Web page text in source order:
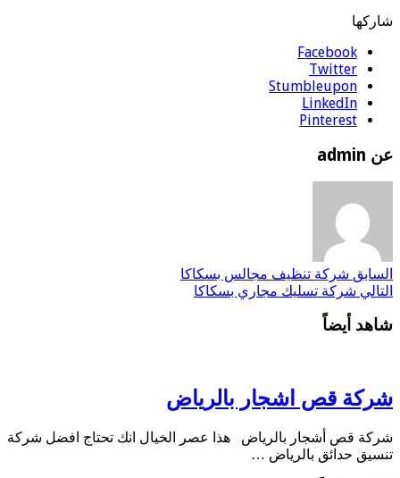
شاركها
Facebook
Twitter
Stumbleupon
LinkedIn
Pinterest
عن admin
السابق شركة تنظيف مجالس بسكاكا
التالي شركة تسليك مجاري بسكاكا
شاهد أيضاً
شركة قص اشجار بالرياض
شركة قص أشجار بالرياض هذا عصر الخيال انك تحتاج افضل شركة
تنسيق حدائق بالرياض …